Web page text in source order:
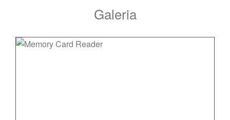
Galeria